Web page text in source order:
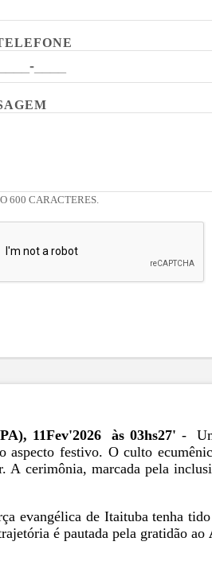
600 CARACTERES.
11Fev'2026 às 03hs27' -
aspecto festivo. O culto
A cerimônia, marcada pela
evangélica de Itaituba tenha
é pautada pela gratidão ao